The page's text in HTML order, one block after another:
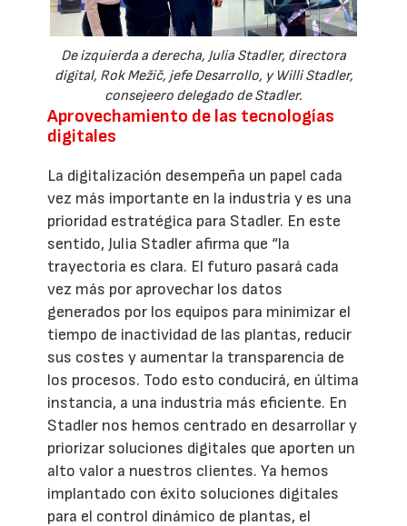
De izquierda a derecha, Julia Stadler, directora
digital, Rok Mežič, jefe Desarrollo, y Willi Stadler,
consejeero delegado de Stadler.
Aprovechamiento de las tecnologías
digitales
La digitalización desempeña un papel cada
vez más importante en la industria y es una
prioridad estratégica para Stadler. En este
sentido, Julia Stadler afirma que “la
trayectoria es clara. El futuro pasará cada
vez más por aprovechar los datos
generados por los equipos para minimizar el
tiempo de inactividad de las plantas, reducir
sus costes y aumentar la transparencia de
los procesos. Todo esto conducirá, en última
instancia, a una industria más eficiente. En
Stadler nos hemos centrado en desarrollar y
priorizar soluciones digitales que aporten un
alto valor a nuestros clientes. Ya hemos
implantado con éxito soluciones digitales
para el control dinámico de plantas, el